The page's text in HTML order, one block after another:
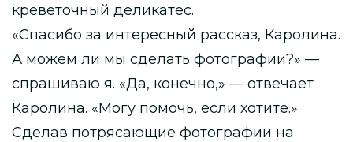
креветочный деликатес.
«Спасибо за интересный рассказ, Каролина.
А можем ли мы сделать фотографии?» —
спрашиваю я. «Да, конечно,» — отвечает
Каролина. «Могу помочь, если хотите.»
Сделав потрясающие фотографии на